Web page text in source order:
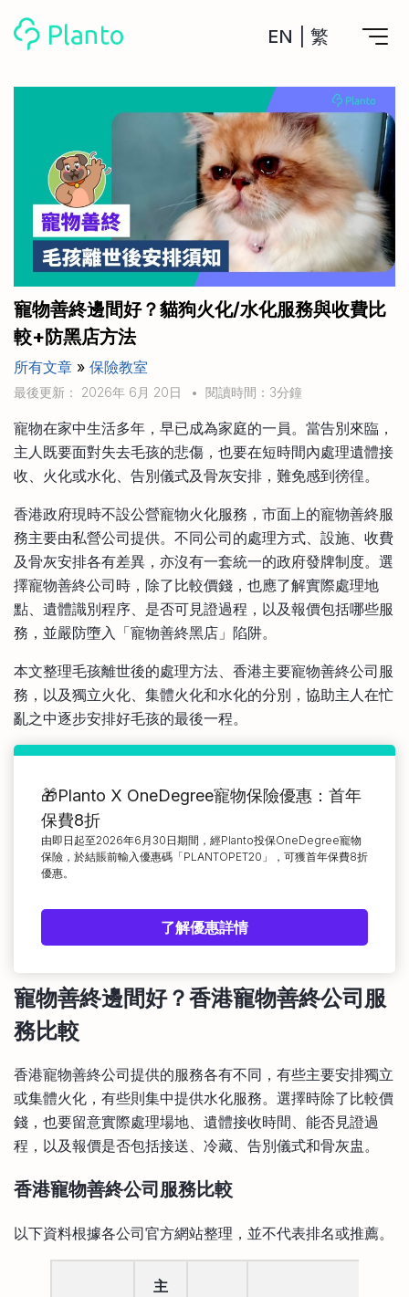
EN 繁
計劃買樓
計劃買樓第一步
全功能記賬
管理及分析所有戶口
管理MPF戶口
一次過管理所有強積金戶口
申請清卡數/私人貸款
CreFIT x Planto推廣優惠
私人貸款
年利率/APR/年息比較
投資戶口 (美股)
比較最抵美股投資戶口
投資戶口 (港股)
比較最抵港股投資戶口
投資加密貨幣
比較最抵Crypto交易所
月供股票計劃
比較最抵月供計劃戶口
比較定存利率
信用卡
比較各種最優惠信用卡
關於我們
Academy
Marketplace
其他網站
手機App與理財資訊
企業服務
寵物善終邊間好？貓狗火化/水化服務與收費比
較+防黑店方法
所有文章 » 保險教室
最後更新： 2026年 6月 20日 • 閱讀時間：3分鐘
寵物在家中生活多年，早已成為家庭的一員。當告別來臨，
主人既要面對失去毛孩的悲傷，也要在短時間內處理遺體接
收、火化或水化、告別儀式及骨灰安排，難免感到徬徨。
香港政府現時不設公營寵物火化服務，市面上的寵物善終服
務主要由私營公司提供。不同公司的處理方式、設施、收費
及骨灰安排各有差異，亦沒有一套統一的政府發牌制度。選
擇寵物善終公司時，除了比較價錢，也應了解實際處理地
點、遺體識別程序、是否可見證過程，以及報價包括哪些服
務，並嚴防墮入「寵物善終黑店」陷阱。
本文整理毛孩離世後的處理方法、香港主要寵物善終公司服
務，以及獨立火化、集體火化和水化的分別，協助主人在忙
亂之中逐步安排好毛孩的最後一程。
🎁Planto X OneDegree寵物保險優惠：首年
保費8折
由即日起至2026年6月30日期間，經Planto投保OneDegree寵物
保險，於結賬前輸入優惠碼「PLANTOPET20」，可獲首年保費8折
優惠。
了解優惠詳情
寵物善終邊間好？香港寵物善終公司服
務比較
香港寵物善終公司提供的服務各有不同，有些主要安排獨立
或集體火化，有些則集中提供水化服務。選擇時除了比較價
錢，也要留意實際處理場地、遺體接收時間、能否見證過
程，以及報價是否包括接送、冷藏、告別儀式和骨灰盅。
香港寵物善終公司服務比較
以下資料根據各公司官方網站整理，並不代表排名或推薦。
主